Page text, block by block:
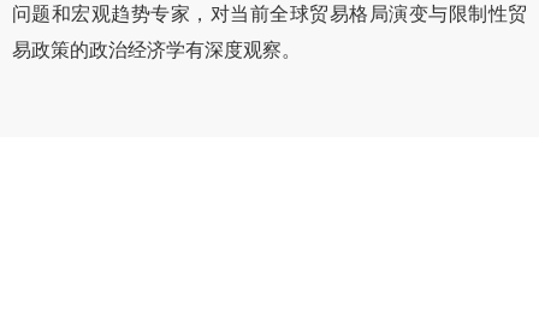
问题和宏观趋势专家，对当前全球贸易格局演变与限制性贸
易政策的政治经济学有深度观察。